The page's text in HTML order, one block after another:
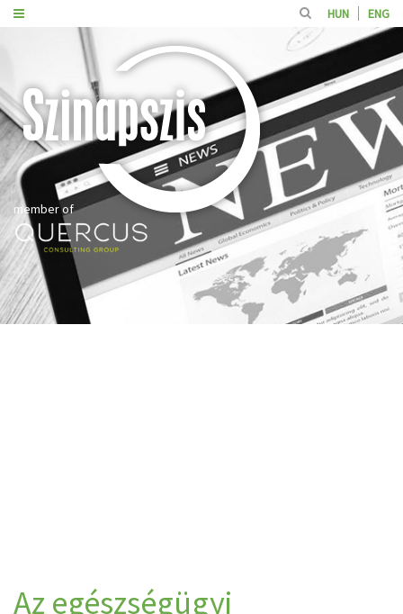
HUN ENG
member of
Az egészségügyi